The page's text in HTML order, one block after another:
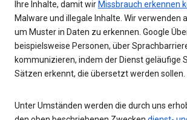
Ihre Inhalte, damit wir Missbrauch erkennen
Malware und illegale Inhalte. Wir verwenden
um Muster in Daten zu erkennen. Google
beispielsweise Personen, über
kommunizieren, indem der Dienst geläufige
Sätzen erkennt, die übersetzt werden sollen.
Unter Umständen werden die durch uns